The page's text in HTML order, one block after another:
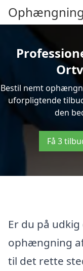
Bestil nemt
uforpligtende
den
Få 3
Er du på
ophængning
til det rette